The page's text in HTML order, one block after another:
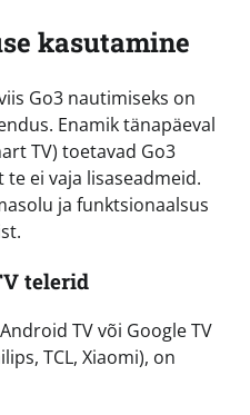
kasutamine
Go3 nautimiseks on
Enamik tänapäeval
TV) toetavad Go3
ei vaja lisaseadmeid.
ja funktsionaalsus
telerid
TV või Google TV
TCL, Xiaomi), on